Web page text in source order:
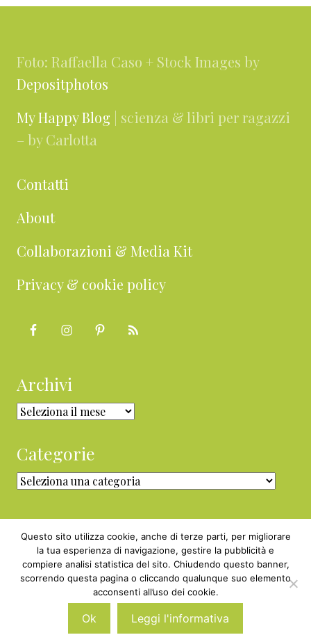
Foto: Raffaella Caso + Stock Images by
Depositphotos
My Happy Blog | scienza & libri per ragazzi
– by Carlotta
Contatti
About
Collaborazioni & Media Kit
Privacy & cookie policy
Archivi
Archivi
Categorie
Categorie
Copyright © 2010 - 2026 BabyGreen™ ·
P.IVA 05829800969 · Webmaster
Nexnova.net
Questo sito utilizza cookie, anche di terze parti, per migliorare
la tua esperienza di navigazione, gestire la pubblicità e
compiere analisi statistica del sito. Chiudendo questo banner,
scorrendo questa pagina o cliccando qualunque suo elemento
acconsenti all’uso dei cookie.
Ok Leggi l'informativa